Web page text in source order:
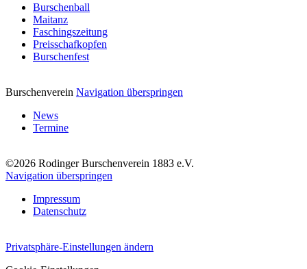
Burschenball
Maitanz
Faschingszeitung
Preisschafkopfen
Burschenfest
Burschenverein Navigation überspringen
News
Termine
©2026 Rodinger Burschenverein 1883 e.V.
Navigation überspringen
Impressum
Datenschutz
Privatsphäre-Einstellungen ändern